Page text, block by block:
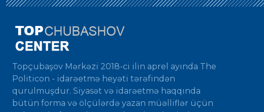
Topçubaşov Mərkəzi 2018-ci ilin aprel ayında The
Politicon - idarəetmə heyəti tərəfindən
qurulmuşdur. Siyasət və idarəetmə haqqında
bütün forma və ölçülərdə yazan müəlliflər üçün